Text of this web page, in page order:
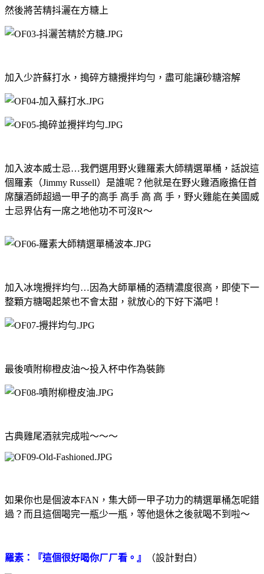
然後將苦精抖灑在方糖上
加入少許蘇打水，搗碎方糖攪拌均勻，盡可能讓砂糖溶解
加入波本威士忌…我們選用野火雞羅素大師精選單桶，話說這
個羅素（Jimmy Russell）是誰呢？他就是在野火雞酒廠擔任首
席釀酒師超過一甲子的高手 高手 高 高 手，野火雞能在美國威
士忌界佔有一席之地他功不可沒R～
加入冰塊攪拌均勻… 因為大師單桶的酒精濃度很高，即使下一
整顆方糖喝起萊也不會太甜，就放心的下好下滿吧！
最後噴附柳橙皮油～投入杯中作為裝飾
古典雞尾酒就完成啦～～～
如果你也是個波本FAN ，集大師一甲子功力的精選單桶怎呢錯
過？而且這個喝完一瓶少一瓶，等他退休之後就喝不到啦～
羅素：『這個很好喝你ㄏㄏ看。』 （設計對白）